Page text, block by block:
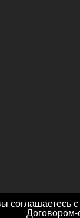
соглашаетесь